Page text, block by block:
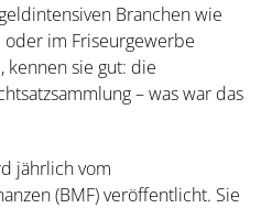
Branchen wie
oder im Friseurgewerbe
kennen sie gut: die
– was war das
jährlich vom
(BMF) veröffentlicht. Sie